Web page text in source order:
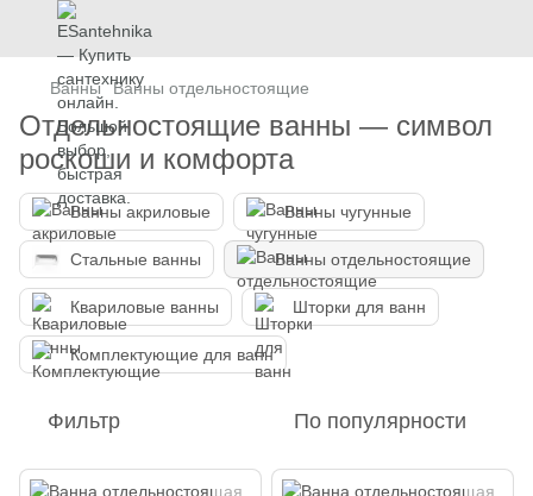
Ванны Ванны отдельностоящие
Отдельностоящие ванны — символ
роскоши и комфорта
Ванны акриловые Ванны чугунные
Стальные ванны Ванны отдельностоящие
Квариловые ванны Шторки для ванн
Комплектующие для ванн
Фильтр По популярности